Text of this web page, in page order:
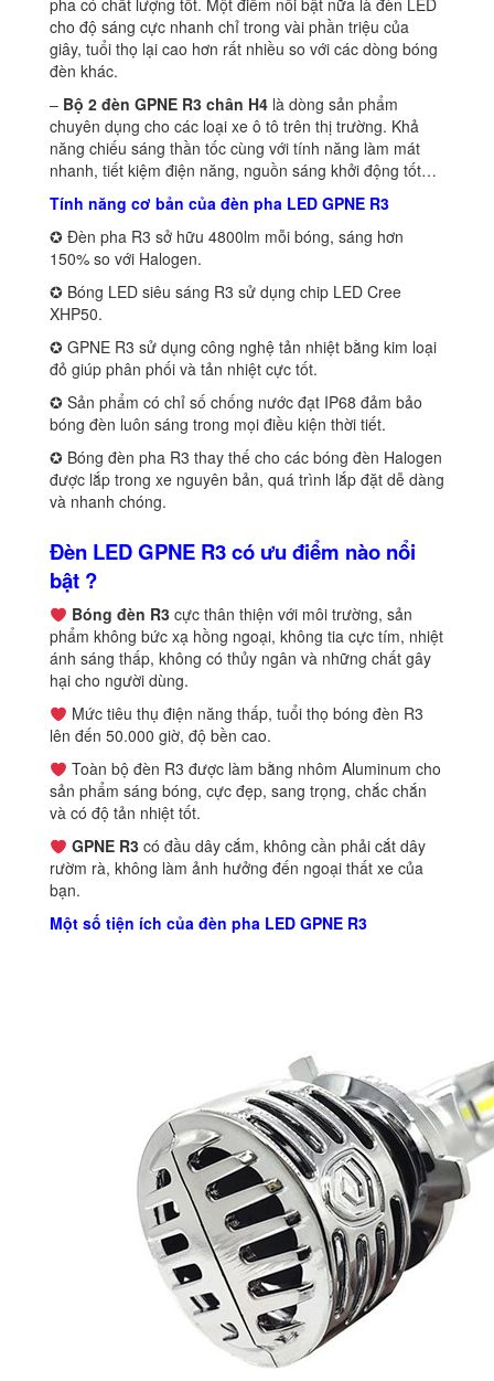
pha có chất lượng tốt. Một điểm nổi bật nữa là đèn LED
cho độ sáng cực nhanh chỉ trong vài phần triệu của
giây, tuổi thọ lại cao hơn rất nhiều so với các dòng bóng
đèn khác.
– Bộ 2 đèn GPNE R3 chân H4 là dòng sản phẩm
chuyên dụng cho các loại xe ô tô trên thị trường. Khả
năng chiếu sáng thần tốc cùng với tính năng làm mát
nhanh, tiết kiệm điện năng, nguồn sáng khởi động tốt…
Tính năng cơ bản của đèn pha LED GPNE R3
✪ Đèn pha R3 sở hữu 4800lm mỗi bóng, sáng hơn
150% so với Halogen.
✪ Bóng LED siêu sáng R3 sử dụng chip LED Cree
XHP50.
✪ GPNE R3 sử dụng công nghệ tản nhiệt bằng kim loại
đỏ giúp phân phối và tản nhiệt cực tốt.
✪ Sản phẩm có chỉ số chống nước đạt IP68 đảm bảo
bóng đèn luôn sáng trong mọi điều kiện thời tiết.
✪ Bóng đèn pha R3 thay thế cho các bóng đèn Halogen
được lắp trong xe nguyên bản, quá trình lắp đặt dễ dàng
và nhanh chóng.
Đèn LED GPNE R3 có ưu điểm nào nổi
bật ?
Bóng đèn R3cực thân thiện với môi trường, sản
phẩm không bức xạ hồng ngoại, không tia cực tím, nhiệt
ánh sáng thấp, không có thủy ngân và những chất gây
hại cho người dùng.
Mức tiêu thụ điện năng thấp, tuổi thọ bóng đèn R3
lên đến 50.000 giờ, độ bền cao.
Toàn bộ đèn R3 được làm bằng nhôm Aluminum cho
sản phẩm sáng bóng, cực đẹp, sang trọng, chắc chắn
và có độ tản nhiệt tốt.
GPNE R3có đầu dây cắm, không cần phải cắt dây
rườm rà, không làm ảnh hưởng đến ngoại thất xe của
bạn.
Một số tiện ích của đèn pha LED GPNE R3